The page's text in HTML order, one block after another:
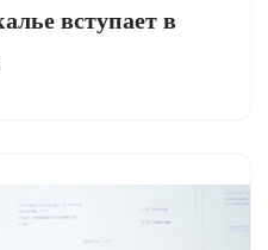
вступает в